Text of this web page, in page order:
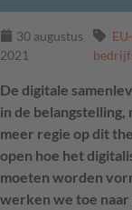
30 augustus
2021
De digitale
in de
meer regie op dit
open hoe het
moeten worden
werken we toe